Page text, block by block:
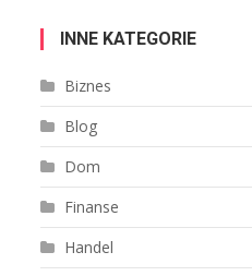
INNE KATEGORIE
Biznes
Blog
Dom
Finanse
Handel